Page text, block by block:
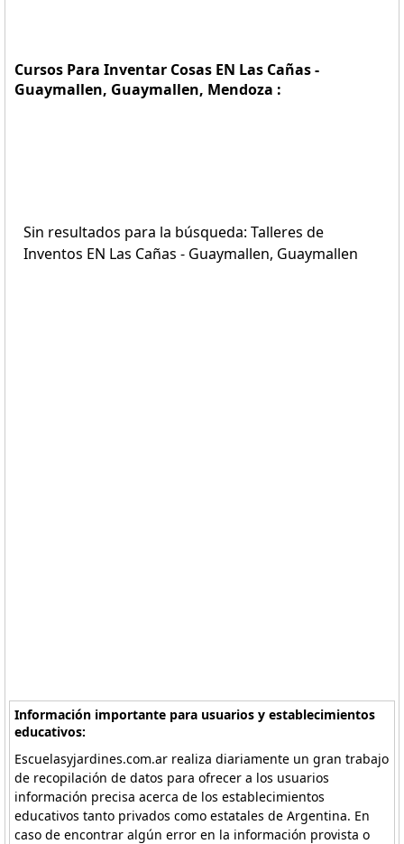
Cursos Para Inventar Cosas EN Las Cañas -
Guaymallen, Guaymallen, Mendoza :
Sin resultados para la búsqueda: Talleres de
Inventos EN Las Cañas - Guaymallen, Guaymallen
Información importante para usuarios y establecimientos
educativos:
Escuelasyjardines.com.ar realiza diariamente un gran trabajo
de recopilación de datos para ofrecer a los usuarios
información precisa acerca de los establecimientos
educativos tanto privados como estatales de Argentina. En
caso de encontrar algún error en la información provista o